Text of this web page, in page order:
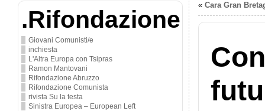
.Rifondazione
Giovani Comunisti/e
inchiesta
L'Altra Europa con Tsipras
Ramon Mantovani
Rifondazione Abruzzo
Rifondazione Comunista
rivista Su la testa
Sinistra Europea – European Left
« Cara Gran